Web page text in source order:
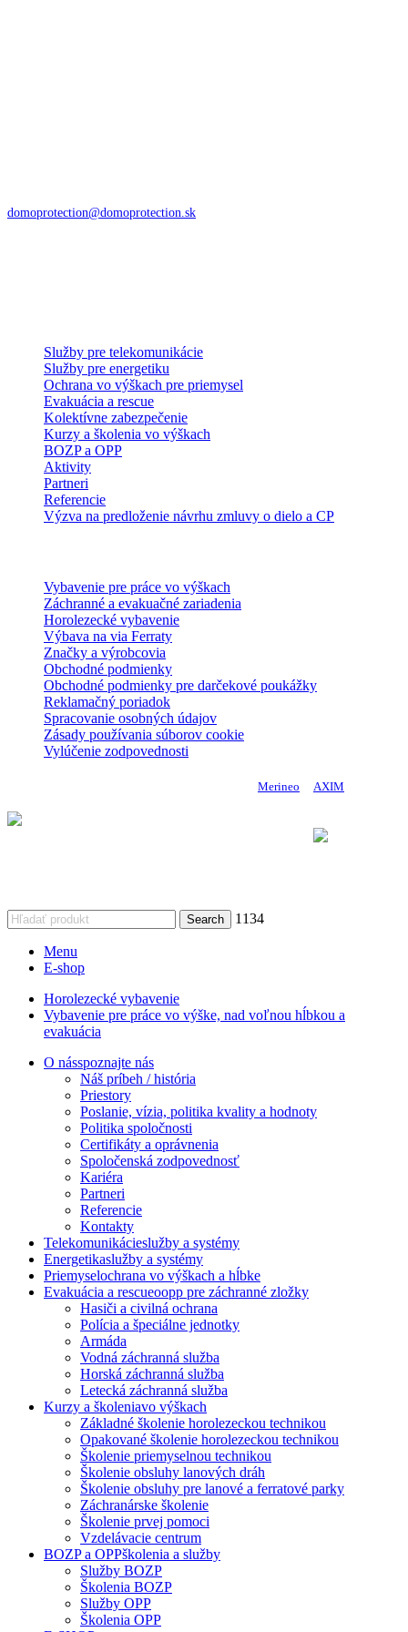
domoprotection@domoprotection.sk
Služby pre telekomunikácie
Služby pre energetiku
Ochrana vo výškach pre priemysel
Evakuácia a rescue
Kolektívne zabezpečenie
Kurzy a školenia vo výškach
BOZP a OPP
Aktivity
Partneri
Referencie
Výzva na predloženie návrhu zmluvy o dielo a CP
Vybavenie pre práce vo výškach
Záchranné a evakuačné zariadenia
Horolezecké vybavenie
Výbava na via Ferraty
Značky a výrobcovia
Obchodné podmienky
Obchodné podmienky pre darčekové poukážky
Reklamačný poriadok
Spracovanie osobných údajov
Zásady používania súborov cookie
Vylúčenie zodpovednosti
Merineo AXIM
Search 1134
Menu
E-shop
Horolezecké vybavenie
Vybavenie pre práce vo výške, nad voľnou hĺbkou a
evakuácia
O násspoznajte nás
Náš príbeh / história
Priestory
Poslanie, vízia, politika kvality a hodnoty
Politika spoločnosti
Certifikáty a oprávnenia
Spoločenská zodpovednosť
Kariéra
Partneri
Referencie
Kontakty
Telekomunikácieslužby a systémy
Energetikaslužby a systémy
Priemyselochrana vo výškach a hĺbke
Evakuácia a rescueoopp pre záchranné zložky
Hasiči a civilná ochrana
Polícia a špeciálne jednotky
Armáda
Vodná záchranná služba
Horská záchranná služba
Letecká záchranná služba
Kurzy a školeniavo výškach
Základné školenie horolezeckou technikou
Opakované školenie horolezeckou technikou
Školenie priemyselnou technikou
Školenie obsluhy lanových dráh
Školenie obsluhy pre lanové a ferratové parky
Záchranárske školenie
Školenie prvej pomoci
Vzdelávacie centrum
BOZP a OPPškolenia a služby
Služby BOZP
Školenia BOZP
Služby OPP
Školenia OPP